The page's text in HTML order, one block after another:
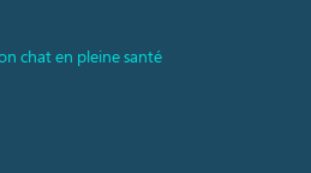
chat en pleine santé